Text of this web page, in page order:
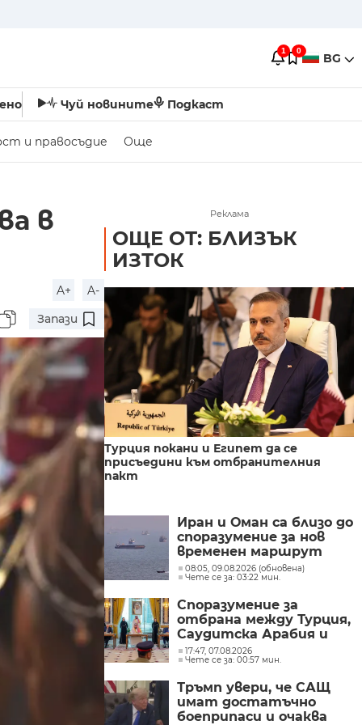
1 0 BG
Чуй новините Подкаст
и правосъдие Още
в
A+
A-
Запази
Реклама
ОЩЕ ОТ: БЛИЗЪК
ИЗТОК
Турция покани и Египет да се
присъедини към отбранителния
пакт
Иран и Оман са близо до
споразумение за нов
временен маршрут
през Ормузкия проток
08:05, 09.08.2026 (обновена)
Чете се за: 03:22 мин.
Споразумение за
отбрана между Турция,
Саудитска Арабия и
Пакистан
17:47, 07.08.2026
Чете се за: 00:57 мин.
Тръмп увери, че САЩ
имат достатъчно
боеприпаси и очаква